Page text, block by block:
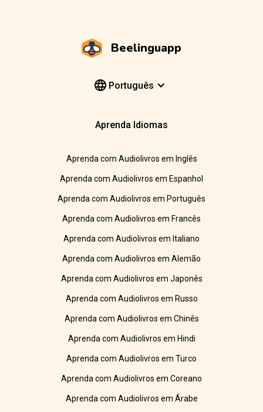
Beelinguapp
Português
Aprenda Idiomas
Aprenda com Audiolivros em Inglês
Aprenda com Audiolivros em Espanhol
Aprenda com Audiolivros em Português
Aprenda com Audiolivros em Francês
Aprenda com Audiolivros em Italiano
Aprenda com Audiolivros em Alemão
Aprenda com Audiolivros em Japonês
Aprenda com Audiolivros em Russo
Aprenda com Audiolivros em Chinês
Aprenda com Audiolivros em Hindi
Aprenda com Audiolivros em Turco
Aprenda com Audiolivros em Coreano
Aprenda com Audiolivros em Árabe